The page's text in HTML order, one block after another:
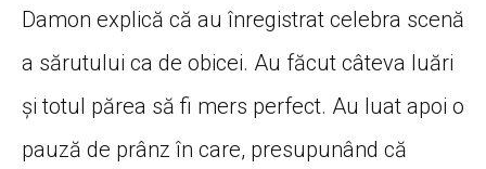
Damon explică că au înregistrat celebra scenă
a sărutului ca de obicei. Au făcut câteva luări
și totul părea să fi mers perfect. Au luat apoi o
pauză de prânz în care, presupunând că